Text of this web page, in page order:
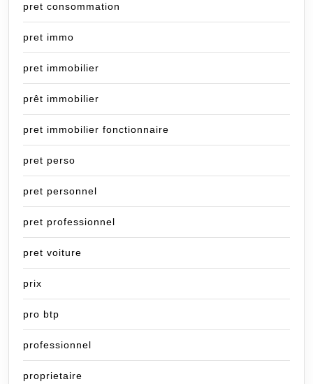
pret consommation
pret immo
pret immobilier
prêt immobilier
pret immobilier fonctionnaire
pret perso
pret personnel
pret professionnel
pret voiture
prix
pro btp
professionnel
proprietaire